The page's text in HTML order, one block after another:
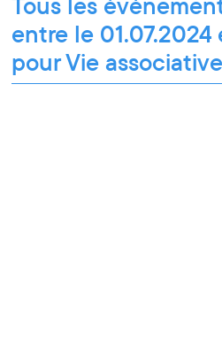
entre le 01.07.2024
pour Vie